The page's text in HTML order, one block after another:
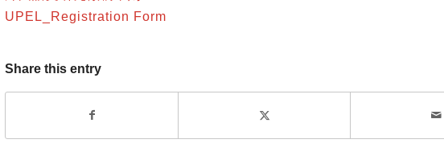
UPEL_Registration Form
Share this entry